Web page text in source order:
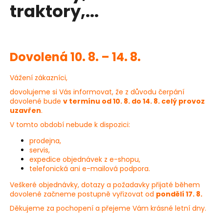
h
k
a
A
L
-
O
,
E
traktory,...
Dovolená 10. 8. – 14. 8.
Vážení zákazníci,
dovolujeme si Vás informovat, že z důvodu čerpání
dovolené bude v termínu od 10. 8. do 14. 8. celý provoz
uzavřen.
V tomto období nebude k dispozici:
prodejna,
servis,
expedice objednávek z e-shopu,
telefonická ani e-mailová podpora.
Veškeré objednávky, dotazy a požadavky přijaté během
dovolené začneme postupně vyřizovat od pondělí 17. 8.
Děkujeme za pochopení a přejeme Vám krásné letní dny.
a
t
?
o
r
u